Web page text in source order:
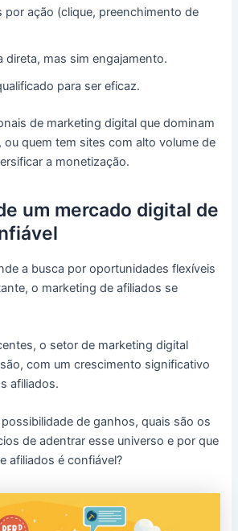
por ação (clique, preenchimento de
direta, mas sim engajamento.
para ser eficaz.
de marketing digital que dominam
ou quem tem sites com alto volume de
a monetização.
um mercado digital de
a busca por oportunidades flexíveis
o marketing de afiliados se
o setor de marketing digital
com um crescimento significativo
afiliados.
de ganhos, quais são os
de adentrar esse universo e por que
afiliados é confiável?